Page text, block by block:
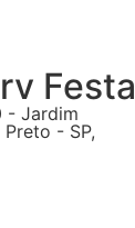
Festa
- Jardim
- SP,